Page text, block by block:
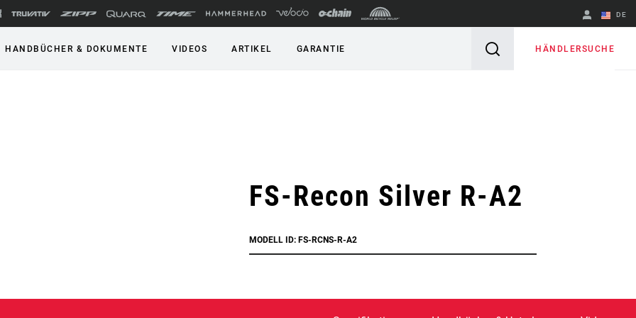
DE
Englisch
HANDBÜCHER & DOKUMENTE VIDEOS ARTIKEL GARANTIE HÄNDLERSUCHE
FS-Recon Silver R-A2
MODELL ID: FS-RCNS-R-A2